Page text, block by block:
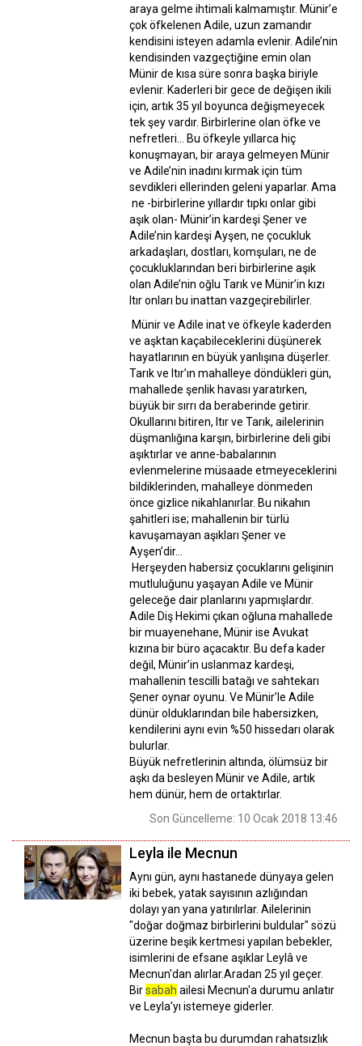
araya gelme ihtimali kalmamıştır. Münir’e
çok öfkelenen Adile, uzun zamandır
kendisini isteyen adamla evlenir. Adile’nin
kendisinden vazgeçtiğine emin olan
Münir de kısa süre sonra başka biriyle
evlenir. Kaderleri bir gece de değişen ikili
için, artık 35 yıl boyunca değişmeyecek
tek şey vardır. Birbirlerine olan öfke ve
nefretleri… Bu öfkeyle yıllarca hiç
konuşmayan, bir araya gelmeyen Münir
ve Adile’nin inadını kırmak için tüm
sevdikleri ellerinden geleni yaparlar. Ama
ne -birbirlerine yıllardır tıpkı onlar gibi
aşık olan- Münir’in kardeşi Şener ve
Adile’nin kardeşi Ayşen, ne çocukluk
arkadaşları, dostları, komşuları, ne de
çocukluklarından beri birbirlerine aşık
olan Adile’nin oğlu Tarık ve Münir’in kızı
Itır onları bu inattan vazgeçirebilirler.
Münir ve Adile inat ve öfkeyle kaderden
ve aşktan kaçabileceklerini düşünerek
hayatlarının en büyük yanlışına düşerler.
Tarık ve Itır’ın mahalleye döndükleri gün,
mahallede şenlik havası yaratırken,
büyük bir sırrı da beraberinde getirir.
Okullarını bitiren, Itır ve Tarık, ailelerinin
düşmanlığına karşın, birbirlerine deli gibi
aşıktırlar ve anne-babalarının
evlenmelerine müsaade etmeyeceklerini
bildiklerinden, mahalleye dönmeden
önce gizlice nikahlanırlar. Bu nikahın
şahitleri ise; mahallenin bir türlü
kavuşamayan aşıkları Şener ve
Ayşen’dir…
Herşeyden habersiz çocuklarını gelişinin
mutluluğunu yaşayan Adile ve Münir
geleceğe dair planlarını yapmışlardır.
Adile Diş Hekimi çıkan oğluna mahallede
bir muayenehane, Münir ise Avukat
kızına bir büro açacaktır. Bu defa kader
değil, Münir’in uslanmaz kardeşi,
mahallenin tescilli batağı ve sahtekarı
Şener oynar oyunu. Ve Münir’le Adile
dünür olduklarından bile habersizken,
kendilerini aynı evin %50 hissedarı olarak
bulurlar.
Büyük nefretlerinin altında, ölümsüz bir
aşkı da besleyen Münir ve Adile, artık
hem dünür, hem de ortaktırlar.
Son Güncelleme: 10 Ocak 2018 13:46
Leyla ile Mecnun
Aynı gün, aynı hastanede dünyaya gelen
iki bebek, yatak sayısının azlığından
dolayı yan yana yatırılırlar. Ailelerinin
"doğar doğmaz birbirlerini buldular" sözü
üzerine beşik kertmesi yapılan bebekler,
isimlerini de efsane aşıklar Leylâ ve
Mecnun'dan alırlar.Aradan 25 yıl geçer.
Birsabah ailesi Mecnun'a durumu anlatır
ve Leyla'yı istemeye giderler.
Mecnun başta bu durumdan rahatsızlık